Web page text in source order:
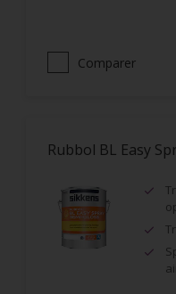
Comparer
Rubbol BL Easy